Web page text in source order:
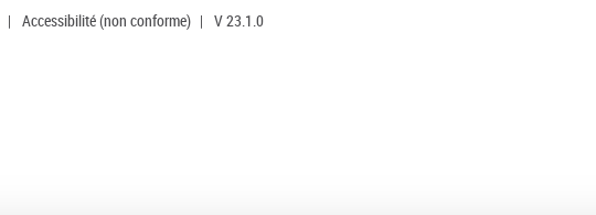
| Accessibilité (non conforme) | V 23.1.0